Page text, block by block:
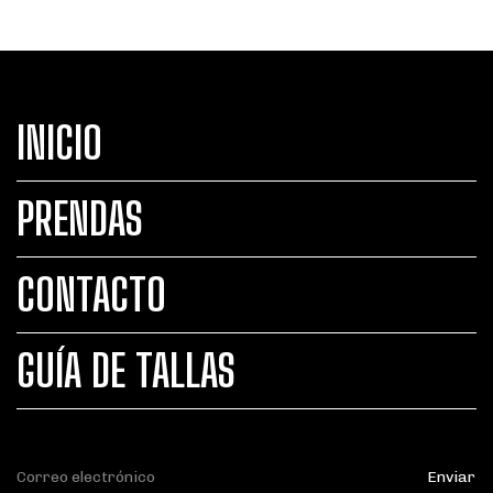
INICIO
PRENDAS
CONTACTO
GUÍA DE TALLAS